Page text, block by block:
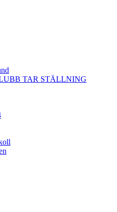
TAR STÄLLNING